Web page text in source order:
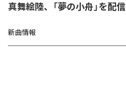
真舞絵陸、「夢の小舟」を配
新曲情報